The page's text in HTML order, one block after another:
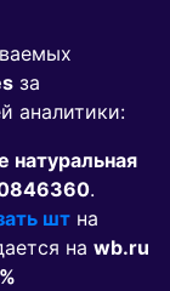
за
аналитики:
натуральная
.
шт на
на wb.ru